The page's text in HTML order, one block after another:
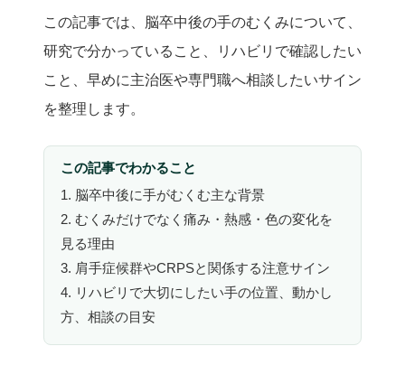
この記事では、脳卒中後の手のむくみについて、
研究で分かっていること、リハビリで確認したい
こと、早めに主治医や専門職へ相談したいサイン
を整理します。
この記事でわかること
1. 脳卒中後に手がむくむ主な背景
2. むくみだけでなく痛み・熱感・色の変化を
見る理由
3. 肩手症候群やCRPSと関係する注意サイン
4. リハビリで大切にしたい手の位置、動かし
方、相談の目安